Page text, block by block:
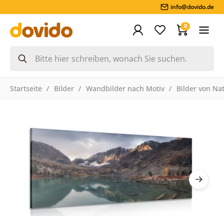
info@dovido.de
0
Startseite Bilder Wandbilder nach Motiv Bilder von